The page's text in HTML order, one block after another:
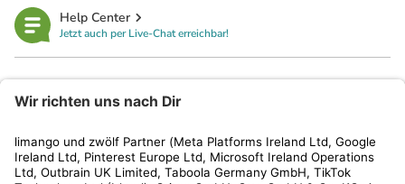
Help Center
Jetzt auch per Live-Chat erreichbar!
Kundenservice